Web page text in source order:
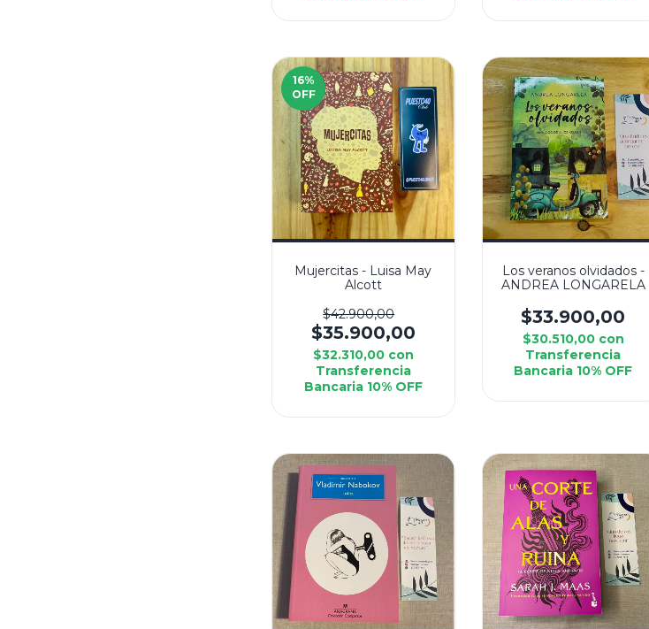
16%
OFF
Mujercitas - Luisa May
Alcott
$42.900,00
$35.900,00
$32.310,00 con
Transferencia
Bancaria 10% OFF
Los veranos olvidados -
ANDREA LONGARELA
$33.900,00
$30.510,00 con
Transferencia
Bancaria 10% OFF